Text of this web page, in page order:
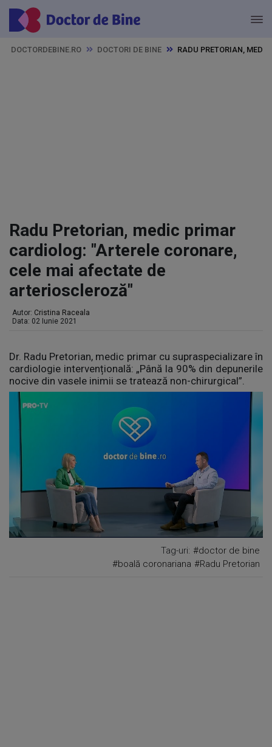
DOCTORDEBINE.RO DOCTORI DE BINE RADU PRETORIAN,
Radu Pretorian, medic primar
cardiolog: "Arterele coronare,
cele mai afectate de
arterioscleroză"
Autor: Cristina Raceala
Data: 02 Iunie 2021
Dr. Radu Pretorian, medic primar cu supraspecializare în
cardiologie intervențională: „Până la 90% din depunerile
nocive din vasele inimii se tratează non-chirurgical”.
Tag-uri: #doctor de bine
#boală coronariana #Radu Pretorian